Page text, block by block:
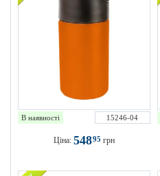
В наявності 15246-04
Ціна: 54895 грн